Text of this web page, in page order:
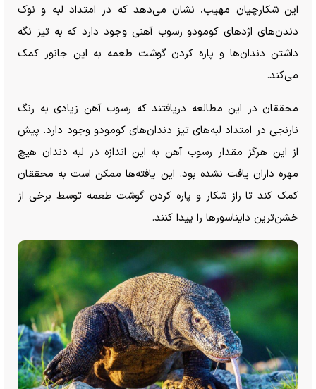
این شکارچیان مهیب، نشان می‌دهد که در امتداد لبه و نوک
دندن‌های اژد‌های کومودو رسوب آهنی وجود دارد که به تیز نگه
داشتن دندان‌ها و پاره کردن گوشت طعمه به این جانور کمک
می‌کند.
محققان در این مطالعه دریافتند که رسوب آهن زیادی به رنگ
نارنجی در امتداد لبه‌های تیز دندان‌های کومودو وجود دارد. پیش
از این هرگز مقدار رسوب آهن به این اندازه در لبه دندان هیچ
مهره داران یافت نشده بود. این یافته‌ها ممکن است به محققان
کمک کند تا راز شکار و پاره کردن گوشت طعمه توسط برخی از
خشن‌ترین دایناسور‌ها را پیدا کنند.